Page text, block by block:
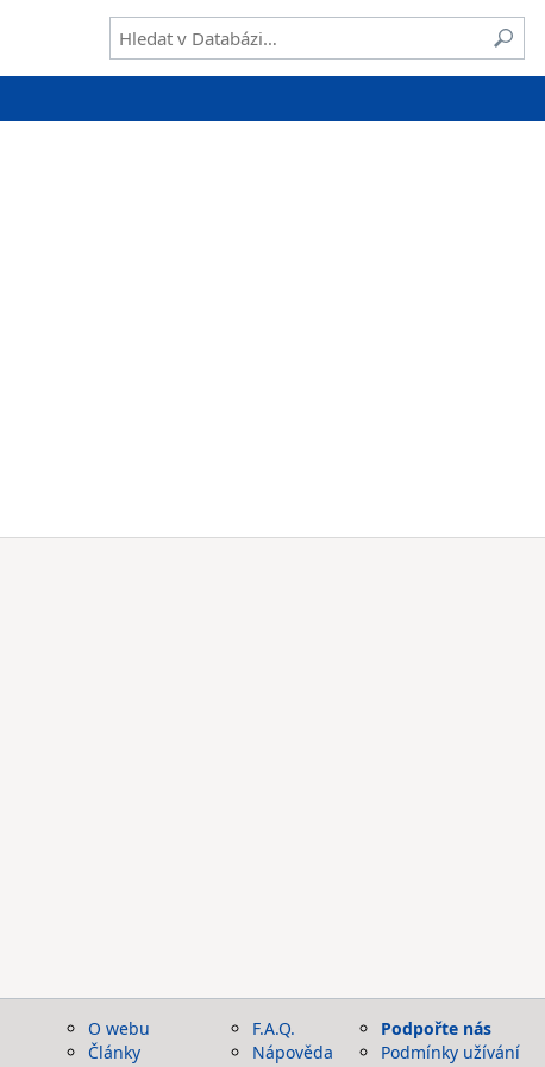
O webu
Články
F.A.Q.
Nápověda
Podpořte nás
Podmínky užívání